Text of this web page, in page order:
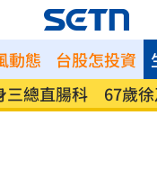
動態 台股怎投資
三總直腸科 67歲徐